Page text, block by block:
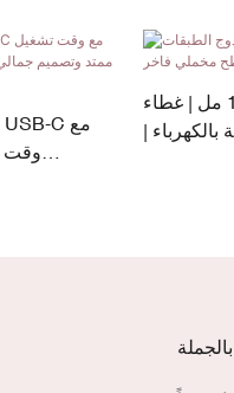
وقت
زجاجة عطر بلمسة مخملية | 100 مل | غطاء
|